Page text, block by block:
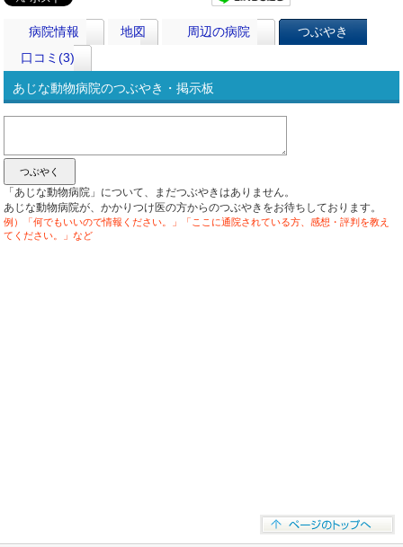
病院情報 地図 周辺の病院
つぶやき
口コミ(3)
あじな動物病院のつぶやき・掲示板
「あじな動物病院」について、まだつぶやきはありません。
あじな動物病院が、かかりつけ医の方からのつぶやきをお待ちしております。
例）「何でもいいので情報ください。」「ここに通院されている方、感想・評判を教え
てください。」など